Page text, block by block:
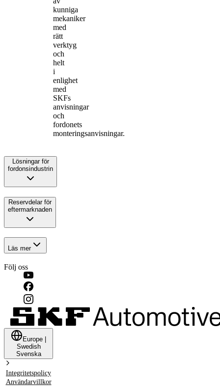
kunniga
mekaniker
med
rätt
verktyg
och
helt
i
enlighet
med
SKFs
anvisningar
och
fordonets
monteringsanvisningar.
Lösningar för
fordonsindustrin
Reservdelar för
eftermarknaden
Läs mer
Följ oss
Europe
Swedish
Svenska
Integritetspolicy
Användarvillkor